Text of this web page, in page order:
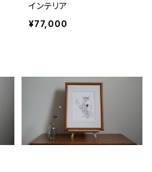
インテリア
¥77,000